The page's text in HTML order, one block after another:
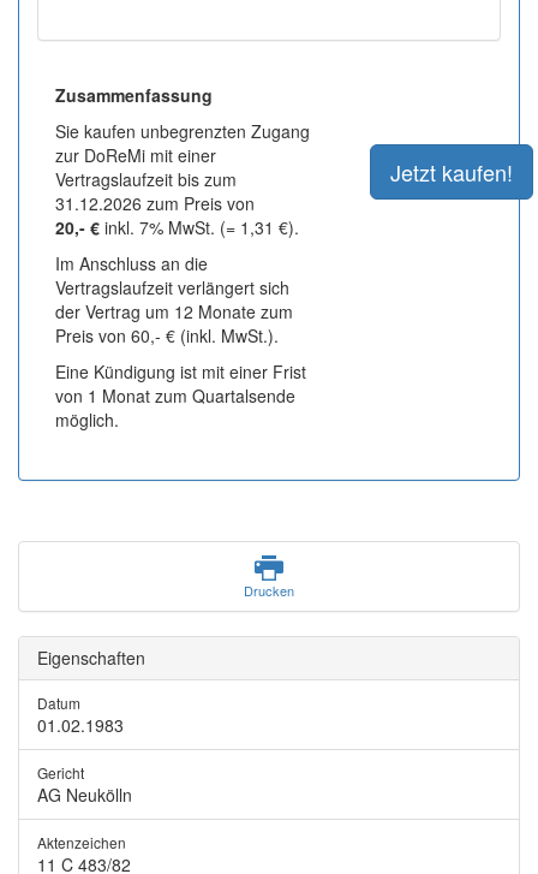
Zusammenfassung
Sie kaufen unbegrenzten Zugang
zur DoReMi mit einer
Vertragslaufzeit bis zum
31.12.2026 zum Preis von
20,- € inkl. 7% MwSt. (= 1,31 €).
Im Anschluss an die
Vertragslaufzeit verlängert sich
der Vertrag um 12 Monate zum
Preis von 60,- € (inkl. MwSt.).
Eine Kündigung ist mit einer Frist
von 1 Monat zum Quartalsende
möglich.
Drucken
Eigenschaften
Datum
01.02.1983
Gericht
AG Neukölln
Aktenzeichen
11 C 483/82